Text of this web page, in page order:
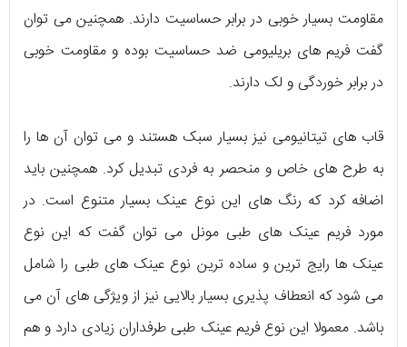
مقاومت بسیار خوبی در برابر حساسیت دارند. همچنین می توان
گفت فریم های بریلیومی ضد حساسیت بوده و مقاومت خوبی
در برابر خوردگی و لک دارند.
قاب های تیتانیومی نیز بسیار سبک هستند و می توان آن ها را
به طرح های خاص و منحصر به فردی تبدیل کرد. همچنین باید
اضافه کرد که رنگ های این نوع عینک بسیار متنوع است. در
مورد فریم عینک های طبی مونل می توان گفت که این نوع
عینک ها رایج ترین و ساده ترین نوع عینک های طبی را شامل
می شود که انعطاف پذیری بسیار بالایی نیز از ویژگی های آن می
باشد. معمولا این نوع فریم عینک طبی طرفداران زیادی دارد و هم